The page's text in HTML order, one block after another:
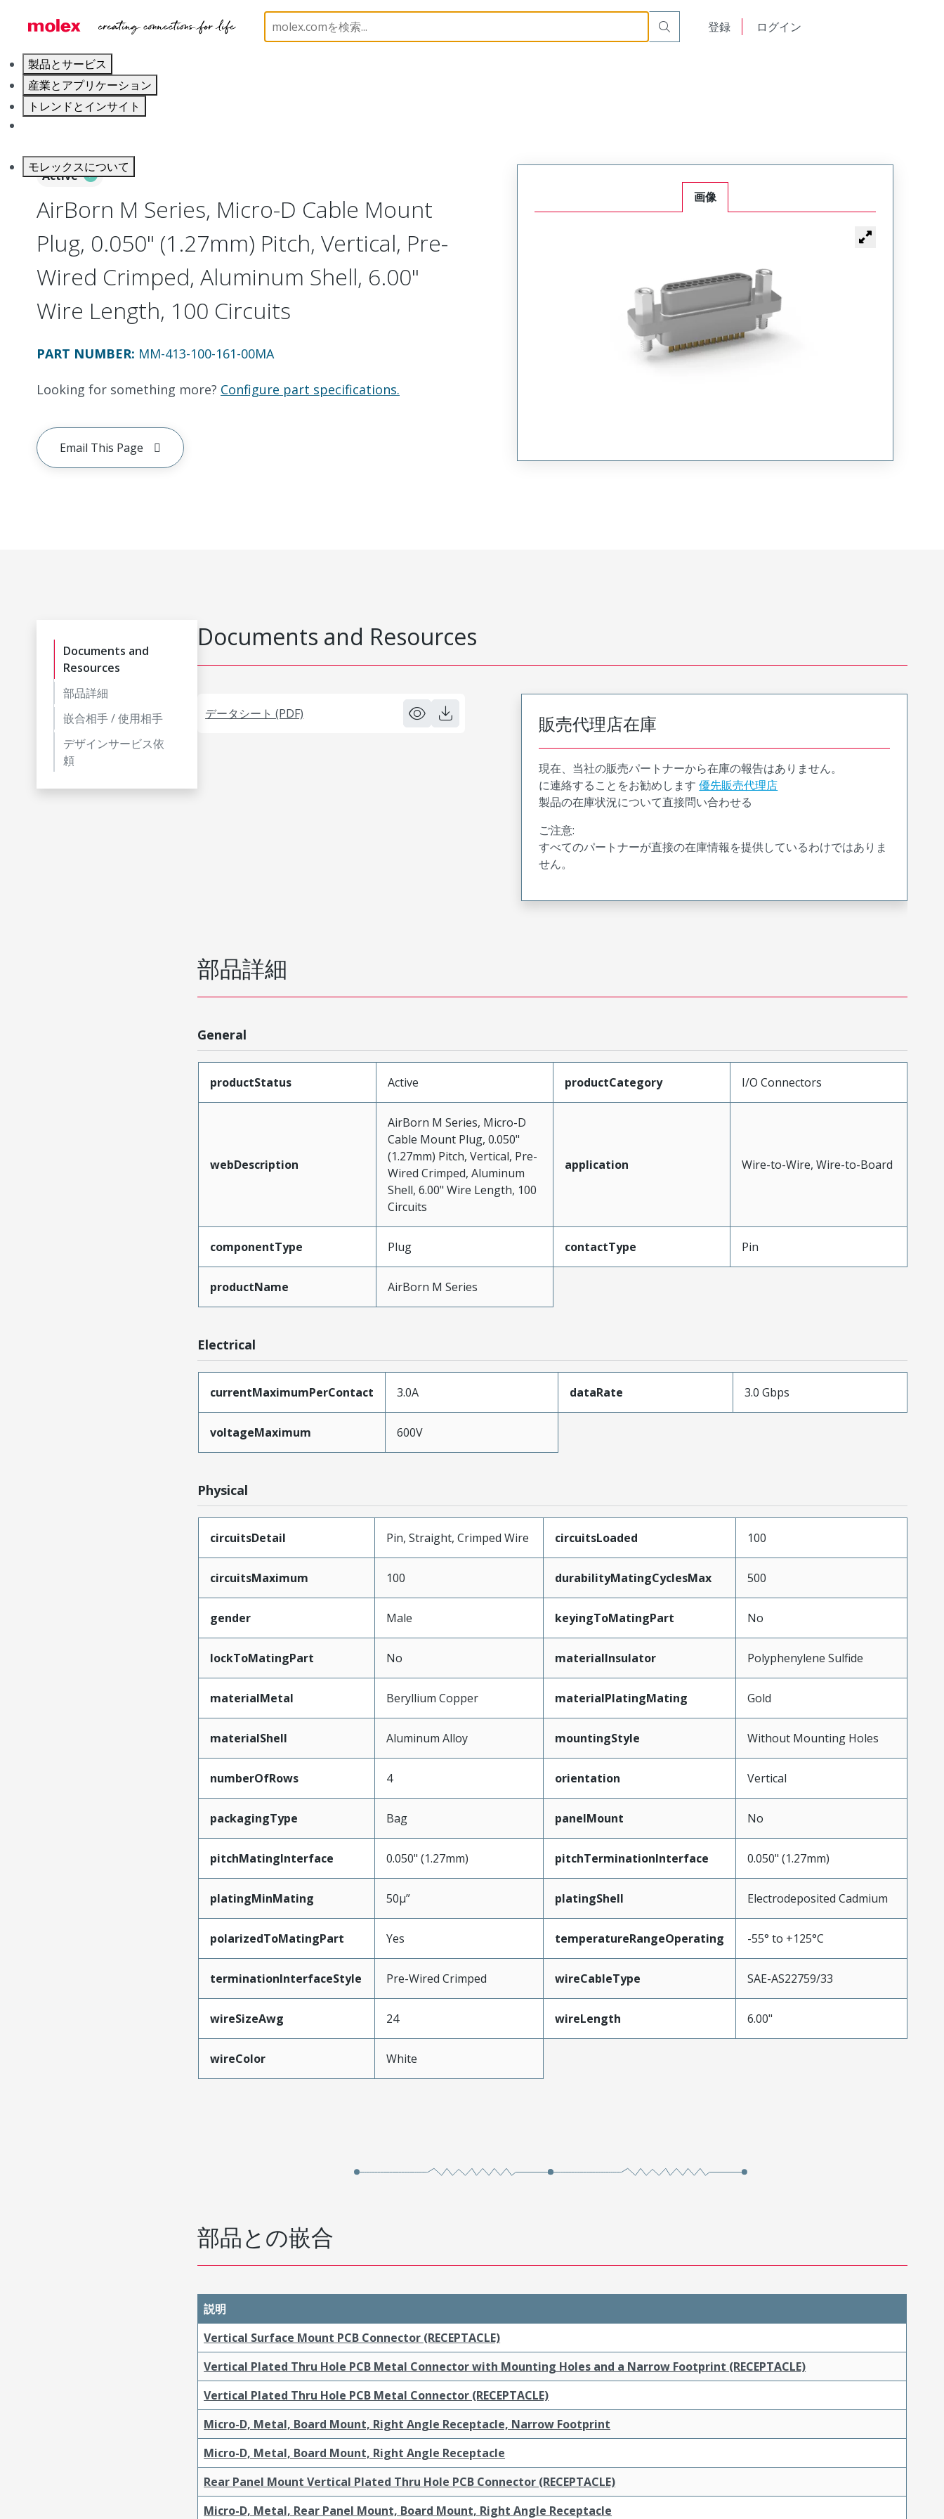
登録 ログイン
製品とサービス
産業とアプリケーション
トレンドとインサイト
モレックスについて
Micro-D, Metal, Cable Mount Plug MM-413-100-161-00MA
Active
AirBorn M Series, Micro-D Cable Mount
Plug, 0.050" (1.27mm) Pitch, Vertical, Pre-
Wired Crimped, Aluminum Shell, 6.00"
Wire Length, 100 Circuits
PART NUMBER: MM-413-100-161-00MA
Looking for something more? Configure part specifications.
Email This Page
画像
Documents and
Resources
部品詳細
嵌合相手 / 使用相手
デザインサービス依
頼
Documents and Resources
データシート (PDF) 販売代理店在庫
現在、当社の販売パートナーから在庫の報告はありません。
に連絡することをお勧めします 優先販売代理店
製品の在庫状況について直接問い合わせる
ご注意:
すべてのパートナーが直接の在庫情報を提供しているわけではありま
せん。
部品詳細
General
productStatus Active productCategory I/O Connectors
webDescription
AirBorn M Series, Micro-D
Cable Mount Plug, 0.050"
(1.27mm) Pitch, Vertical, Pre-
Wired Crimped, Aluminum
Shell, 6.00" Wire Length, 100
Circuits
application Wire-to-Wire, Wire-to-Board
componentType Plug contactType Pin
productName AirBorn M Series
Electrical
currentMaximumPerContact 3.0A dataRate 3.0 Gbps
voltageMaximum 600V
Physical
circuitsDetail Pin, Straight, Crimped Wire circuitsLoaded 100
circuitsMaximum 100 durabilityMatingCyclesMax 500
gender Male keyingToMatingPart No
lockToMatingPart No materialInsulator Polyphenylene Sulfide
materialMetal Beryllium Copper materialPlatingMating Gold
materialShell Aluminum Alloy mountingStyle Without Mounting Holes
numberOfRows 4 orientation Vertical
packagingType Bag panelMount No
pitchMatingInterface 0.050" (1.27mm) pitchTerminationInterface 0.050" (1.27mm)
platingMinMating 50µ” platingShell Electrodeposited Cadmium
polarizedToMatingPart Yes temperatureRangeOperating -55° to +125°C
terminationInterfaceStyle Pre-Wired Crimped wireCableType SAE-AS22759/33
wireSizeAwg 24 wireLength 6.00"
wireColor White
部品との嵌合
説明
Vertical Surface Mount PCB Connector (RECEPTACLE)
Vertical Plated Thru Hole PCB Metal Connector with Mounting Holes and a Narrow Footprint (RECEPTACLE)
Vertical Plated Thru Hole PCB Metal Connector (RECEPTACLE)
Micro-D, Metal, Board Mount, Right Angle Receptacle, Narrow Footprint
Micro-D, Metal, Board Mount, Right Angle Receptacle
Rear Panel Mount Vertical Plated Thru Hole PCB Connector (RECEPTACLE)
Micro-D, Metal, Rear Panel Mount, Board Mount, Right Angle Receptacle